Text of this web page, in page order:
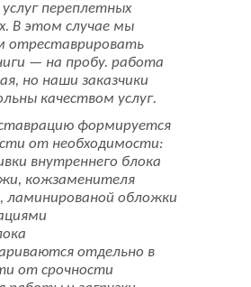
переплетных
В этом случае мы
отреставрировать
— на пробу. работа
но наши заказчики
качеством услуг.
формируется
от необходимости:
внутреннего блока
кожзаменителя
ламинированой обложки
отдельно в
от срочности